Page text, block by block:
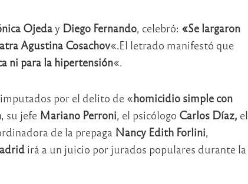
Ojeday Diego Fernando, celebró: «Se largaron
Agustina Cosachov«.El letrado manifestó que
ni para la hipertensión«.
por el delito de «homicidio simple con
, su jefe Mariano Perroni, el psicólogo Carlos Díaz, el
de la prepaga Nancy Edith Forlini,
irá a un juicio por jurados populares durante la